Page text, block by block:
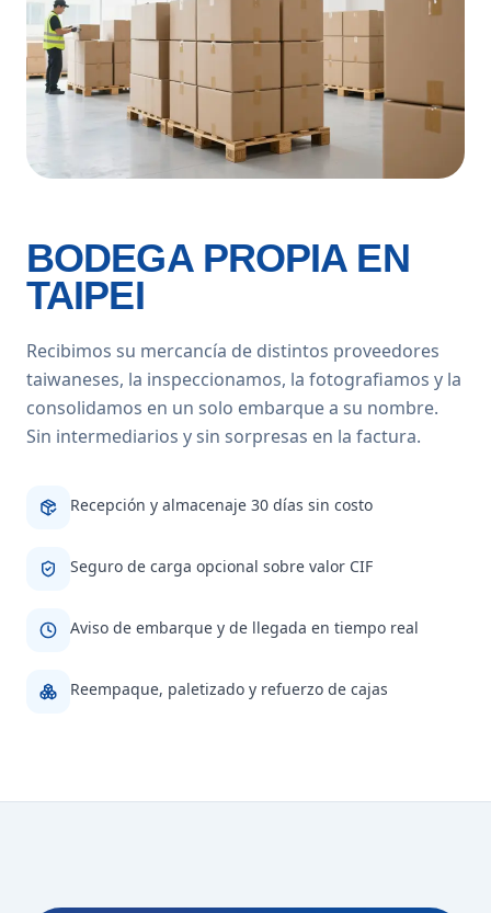
BODEGA PROPIA EN
TAIPEI
Recibimos su mercancía de distintos proveedores
taiwaneses, la inspeccionamos, la fotografiamos y la
consolidamos en un solo embarque a su nombre.
Sin intermediarios y sin sorpresas en la factura.
Recepción y almacenaje 30 días sin costo
Seguro de carga opcional sobre valor CIF
Aviso de embarque y de llegada en tiempo real
Reempaque, paletizado y refuerzo de cajas